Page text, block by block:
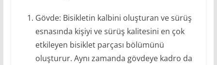
Gövde: Bisikletin kalbini oluşturan ve sürüş
esnasında kişiyi ve sürüş kalitesini en çok
etkileyen bisiklet parçası bölümünü
oluşturur. Aynı zamanda gövdeye kadro da